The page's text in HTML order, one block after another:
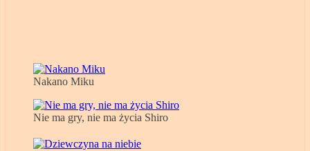
Nakano Miku
Nie ma gry, nie ma życia Shiro